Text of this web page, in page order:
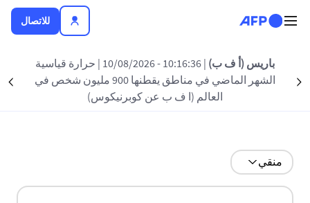
للاتصال
باريس (أ ف ب) | 10:16:36 - 10/08/2026
| حرارة قياسية
الشهر الماضي في مناطق يقطنها 900 مليون شخص في
العالم (ا ف ب عن كوبرنيكوس)
Suivant
جميع شركائنا
منقي